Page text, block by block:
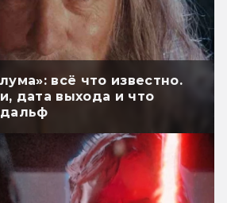
всё что известно.
дата выхода и что